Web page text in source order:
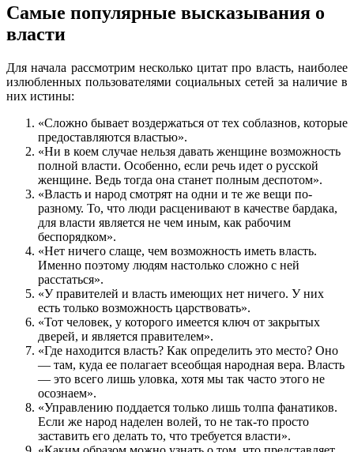
Самые популярные высказывания о
власти
Для начала рассмотрим несколькоцитат про власть, наиболее
излюбленных пользователями социальных сетей за наличие в
них истины:
«Сложно бывает воздержаться от тех соблазнов, которые
предоставляются властью».
«Ни в коем случае нельзя давать женщине возможность
полной власти. Особенно, если речь идет о русской
женщине. Ведь тогда она станет полным деспотом».
«Власть и народ смотрят на одни и те же вещи по-
разному. То, что люди расценивают в качестве бардака,
для власти является не чем иным, как рабочим
беспорядком».
«Нет ничего слаще, чем возможность иметь власть.
Именно поэтому людям настолько сложно с ней
расстаться».
«У правителей и власть имеющих нет ничего. У них
есть только возможность царствовать».
«Тот человек, у которого имеется ключ от закрытых
дверей, и является правителем».
«Где находится власть? Как определить это место? Оно
— там, куда ее полагает всеобщая народная вера. Власть
— это всего лишь уловка, хотя мы так часто этого не
осознаем».
«Управлению поддается только лишь толпа фанатиков.
Если же народ наделен волей, то не так-то просто
заставить его делать то, что требуется власти».